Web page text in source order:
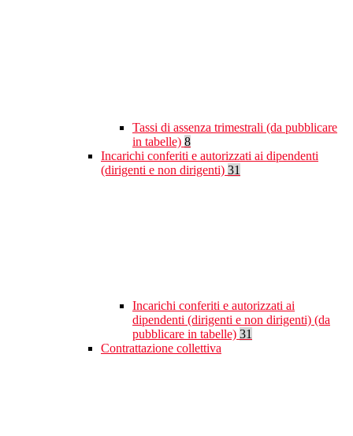
Tassi di assenza trimestrali (da pubblicare
in tabelle) 8
Incarichi conferiti e autorizzati ai dipendenti
(dirigenti e non dirigenti) 31
Incarichi conferiti e autorizzati ai
dipendenti (dirigenti e non dirigenti) (da
pubblicare in tabelle) 31
Contrattazione collettiva